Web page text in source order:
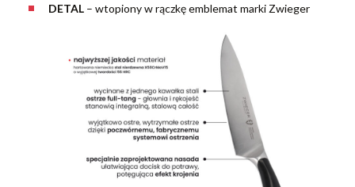
DETAL – wtopiony w rączkę emblemat marki Zwieger